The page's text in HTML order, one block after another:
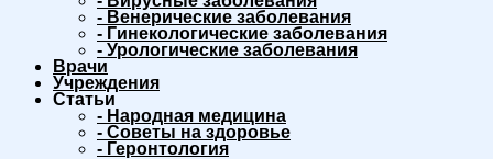
- Венерические заболевания
- Гинекологические заболевания
- Урологические заболевания
Врачи
Учреждения
Статьи
- Народная медицина
- Советы на здоровье
- Геронтология